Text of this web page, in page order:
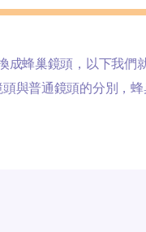
蜂巢鏡頭，以下我們
頭與普通鏡頭的分別，